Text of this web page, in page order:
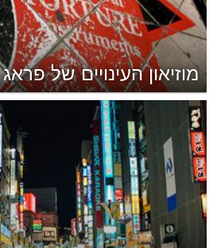
מוזיאון העינויים של פראג